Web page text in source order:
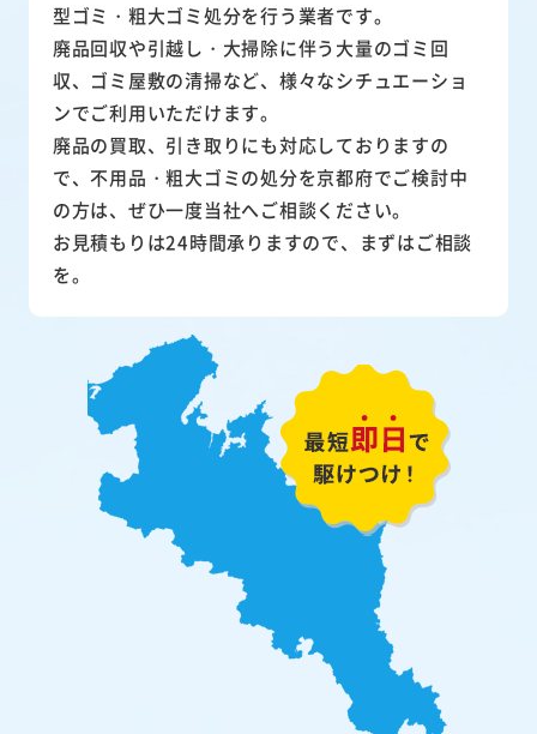
型ゴミ・粗大ゴミ処分を行う業者です。
廃品回収や引越し・大掃除に伴う大量のゴミ回
収、ゴミ屋敷の清掃など、様々なシチュエーショ
ンでご利用いただけます。
廃品の買取、引き取りにも対応しておりますの
で、不用品・粗大ゴミの処分を京都府でご検討中
の方は、ぜひ一度当社へご相談ください。
お見積もりは24時間承りますので、まずはご相談
を。